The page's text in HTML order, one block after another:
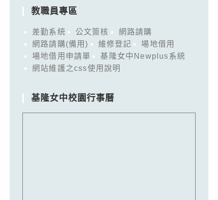
教職員專區
差勤系統 公文簽核
網路請購
網路請購(備用)
維修登記
場地借用
場地借用申請單
基隆女中Newplus系統
網站維護之css使用說明
基隆女中校園行事曆